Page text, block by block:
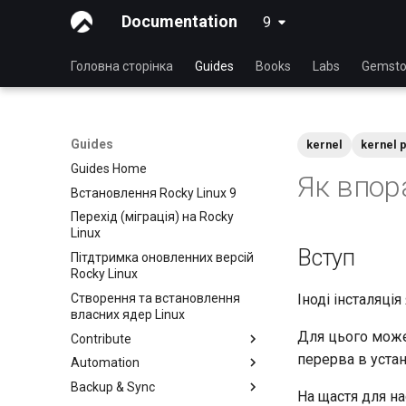
Documentation 9 latest
Головна сторінка Guides Books Labs
Guides
Guides Home
Встановлення Rocky Linux 9
Перехід (міграція) на Rocky
Linux
Пітдтримка оновленних версій
Rocky Linux
Створення та встановлення
власних ядер Linux
Contribute
Index
Посібник для початківців
Automation
anacron - Автоматизація
Backup & Sync
kernel kernel
Як
Вступ
Іноді
Для цього може
перерва в
На щастя для